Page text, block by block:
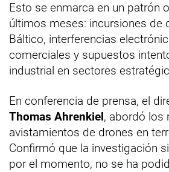
Esto se enmarca en un patrón
últimos meses: incursiones de
Báltico, interferencias
comerciales y supuestos
industrial en sectores
En conferencia de prensa, el
Thomas Ahrenkiel, abordó los
avistamientos de drones en
Confirmó que la investigación
por el momento, no se ha